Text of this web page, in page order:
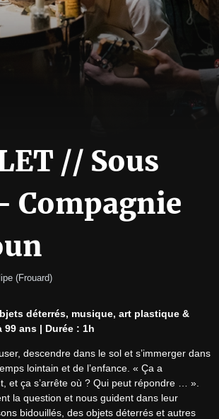
// Sous
Compagnie
(Frouard)
déterrés, musique, art plastique &
99 ans | Durée : 1h
descendre dans le sol et s’immerger dans
lointain et de l’enfance. « Ça a
et ça s’arrête où ? Qui peut répondre … ».
la question et nous guident dans leur
bidouillés, des objets déterrés et autres